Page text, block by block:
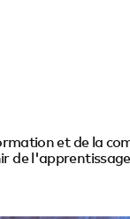
et de la
de